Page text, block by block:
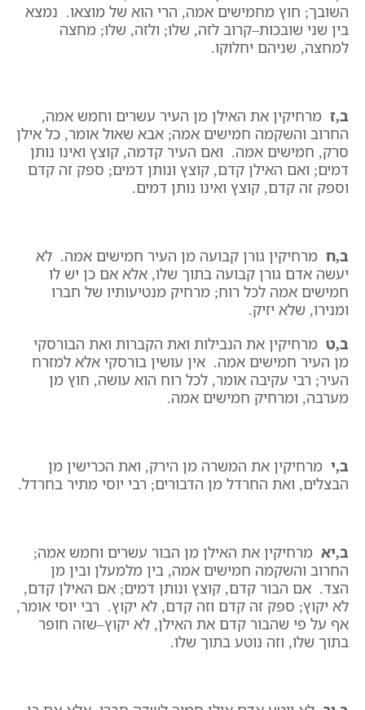
השובך; חוץ מחמישים אמה, הרי הוא של מוצאו. נמצא
בין שני שובכות–קרוב לזה, שלו; ולזה, שלו; מחצה
למחצה, שניהם יחלוקו.
ב,ז מרחיקין את האילן מן העיר עשרים וחמש אמה,
החרוב והשקמה חמישים אמה; אבא שאול אומר, כל אילן
סרק, חמישים אמה. ואם העיר קדמה, קוצץ ואינו נותן
דמים; ואם האילן קדם, קוצץ ונותן דמים; ספק זה קדם
וספק זה קדם, קוצץ ואינו נותן דמים.
ב,ח מרחיקין גורן קבועה מן העיר חמישים אמה. לא
יעשה אדם גורן קבועה בתוך שלו, אלא אם כן יש לו
חמישים אמה לכל רוח; מרחיק מנטיעותיו של חברו
ומנירו, שלא יזיק.
ב,ט מרחיקין את הנבילות ואת הקברות ואת הבורסקי
מן העיר חמישים אמה. אין עושין בורסקי אלא למזרח
העיר; רבי עקיבה אומר, לכל רוח הוא עושה, חוץ מן
מערבה, ומרחיק חמישים אמה.
ב,י מרחיקין את המשרה מן הירק, ואת הכרישין מן
הבצלים, ואת החרדל מן הדבורים; רבי יוסי מתיר בחרדל.
ב,יא מרחיקין את האילן מן הבור עשרים וחמש אמה;
החרוב והשקמה חמישים אמה, בין מלמעלן ובין מן
הצד. אם הבור קדם, קוצץ ונותן דמים; אם האילן קדם,
לא יקוץ; ספק זה קדם וזה קדם, לא יקוץ. רבי יוסי אומר,
אף על פי שהבור קדם את האילן, לא יקוץ–שזה חופר
בתוך שלו, וזה נוטע בתוך שלו.